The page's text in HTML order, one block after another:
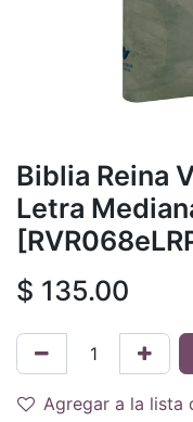
Biblia Reina
Letra
$ 135.00
Agregar a la lista